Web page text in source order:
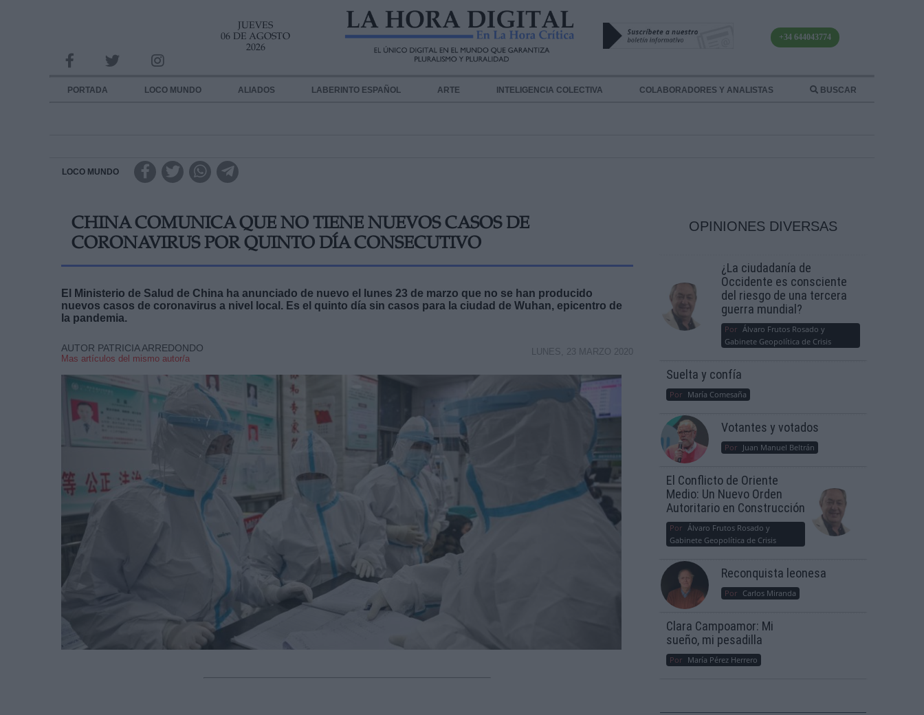
JUEVES
06 DE AGOSTO
2026
+34 644043774
PORTADA LOCO MUNDO ALIADOS LABERINTO ESPAÑOL ARTE INTELIGENCIA COLECTIVA COLABORADORES Y ANALISTAS BUSCAR
LOCO MUNDO
CHINA COMUNICA QUE NO TIENE NUEVOS CASOS DE
CORONAVIRUS POR QUINTO DÍA CONSECUTIVO
El Ministerio de Salud de China ha anunciado de nuevo el lunes 23 de marzo que no se han producido
nuevos casos de coronavirus a nivel local. Es el quinto día sin casos para la ciudad de Wuhan, epicentro de
la pandemia.
AUTOR PATRICIA ARREDONDO
Mas artículos del mismo autor/a
LUNES, 23 MARZO 2020
OPINIONES DIVERSAS
¿La ciudadanía de
Occidente es consciente
del riesgo de una tercera
guerra mundial?
Por Álvaro Frutos Rosado y
Gabinete Geopolítica de Crisis
Suelta y confía
Por María Comesaña
Votantes y votados
Por Juan Manuel Beltrán
El Conflicto de Oriente
Medio: Un Nuevo Orden
Autoritario en Construcción
Por Álvaro Frutos Rosado y
Gabinete Geopolítica de Crisis
Reconquista leonesa
Por Carlos Miranda
Clara Campoamor: Mi
sueño, mi pesadilla
Por María Pérez Herrero
INFORMACION SOBRE LA PROTECCIÓN DE TUS DATOS
Responsable:
Destinatarios:
link
Información adicional
link